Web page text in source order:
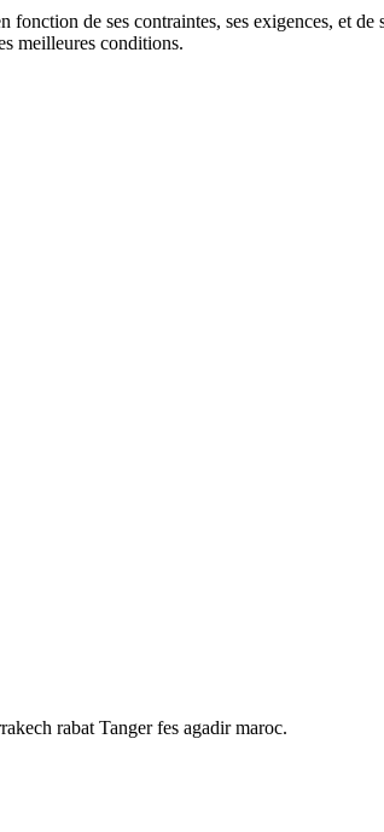
de ses contraintes, ses exigences, et
meilleures conditions.
rabat Tanger fes agadir maroc.